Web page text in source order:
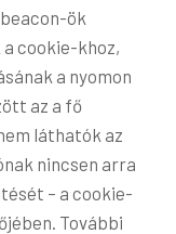
ök
cookie-khoz,
a nyomon
az a fő
láthatók az
nincsen arra
– a cookie-
További